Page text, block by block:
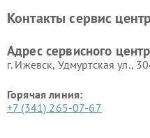
Контакты сервис
Адрес сервисного
г. Ижевск, Удмуртская ул.,
Горячая линия:
+7 (341) 265-07-67